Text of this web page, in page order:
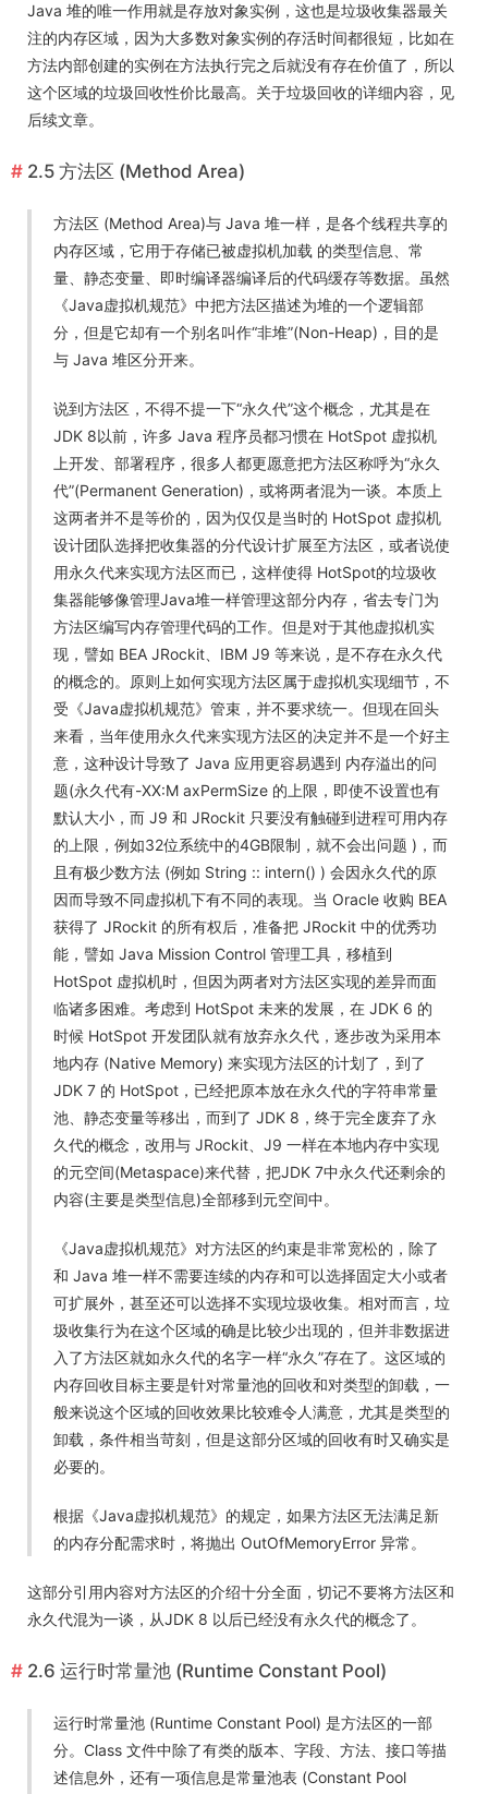
Java 堆的唯一作用就是存放对象实例，这也是垃圾收集器最关
注的内存区域，因为大多数对象实例的存活时间都很短，比如在
方法内部创建的实例在方法执行完之后就没有存在价值了，所以
这个区域的垃圾回收性价比最高。关于垃圾回收的详细内容，见
后续文章。
2.5 方法区 (Method Area)
方法区 (Method Area)与 Java 堆一样，是各个线程共享的
内存区域，它用于存储已被虚拟机加载 的类型信息、常
量、静态变量、即时编译器编译后的代码缓存等数据。虽然
《Java虚拟机规范》中把方法区描述为堆的一个逻辑部
分，但是它却有一个别名叫作“非堆”(Non-Heap)，目的是
与 Java 堆区分开来。
说到方法区，不得不提一下“永久代”这个概念，尤其是在
JDK 8以前，许多 Java 程序员都习惯在 HotSpot 虚拟机
上开发、部署程序，很多人都更愿意把方法区称呼为“永久
代”(Permanent Generation)，或将两者混为一谈。本质上
这两者并不是等价的，因为仅仅是当时的 HotSpot 虚拟机
设计团队选择把收集器的分代设计扩展至方法区，或者说使
用永久代来实现方法区而已，这样使得 HotSpot的垃圾收
集器能够像管理Java堆一样管理这部分内存，省去专门为
方法区编写内存管理代码的工作。但是对于其他虚拟机实
现，譬如 BEA JRockit、IBM J9 等来说，是不存在永久代
的概念的。原则上如何实现方法区属于虚拟机实现细节，不
受《Java虚拟机规范》管束，并不要求统一。但现在回头
来看，当年使用永久代来实现方法区的决定并不是一个好主
意，这种设计导致了 Java 应用更容易遇到 内存溢出的问
题(永久代有-XX:M axPermSize 的上限，即使不设置也有
默认大小，而 J9 和 JRockit 只要没有触碰到进程可用内存
的上限，例如32位系统中的4GB限制，就不会出问题 )，而
且有极少数方法 (例如 String :: intern() ) 会因永久代的原
因而导致不同虚拟机下有不同的表现。当 Oracle 收购 BEA
获得了 JRockit 的所有权后，准备把 JRockit 中的优秀功
能，譬如 Java Mission Control 管理工具，移植到
HotSpot 虚拟机时，但因为两者对方法区实现的差异而面
临诸多困难。考虑到 HotSpot 未来的发展，在 JDK 6 的
时候 HotSpot 开发团队就有放弃永久代，逐步改为采用本
地内存 (Native Memory) 来实现方法区的计划了，到了
JDK 7 的 HotSpot，已经把原本放在永久代的字符串常量
池、静态变量等移出，而到了 JDK 8，终于完全废弃了永
久代的概念，改用与 JRockit、J9 一样在本地内存中实现
的元空间(Metaspace)来代替，把JDK 7中永久代还剩余的
内容(主要是类型信息)全部移到元空间中。
《Java虚拟机规范》对方法区的约束是非常宽松的，除了
和 Java 堆一样不需要连续的内存和可以选择固定大小或者
可扩展外，甚至还可以选择不实现垃圾收集。相对而言，垃
圾收集行为在这个区域的确是比较少出现的，但并非数据进
入了方法区就如永久代的名字一样“永久”存在了。这区域的
内存回收目标主要是针对常量池的回收和对类型的卸载，一
般来说这个区域的回收效果比较难令人满意，尤其是类型的
卸载，条件相当苛刻，但是这部分区域的回收有时又确实是
必要的。
根据《Java虚拟机规范》的规定，如果方法区无法满足新
的内存分配需求时，将抛出 OutOfMemoryError 异常。
这部分引用内容对方法区的介绍十分全面，切记不要将方法区和
永久代混为一谈，从JDK 8 以后已经没有永久代的概念了。
2.6 运行时常量池 (Runtime Constant Pool)
运行时常量池 (Runtime Constant Pool) 是方法区的一部
分。Class 文件中除了有类的版本、字段、方法、接口等描
述信息外，还有一项信息是常量池表 (Constant Pool